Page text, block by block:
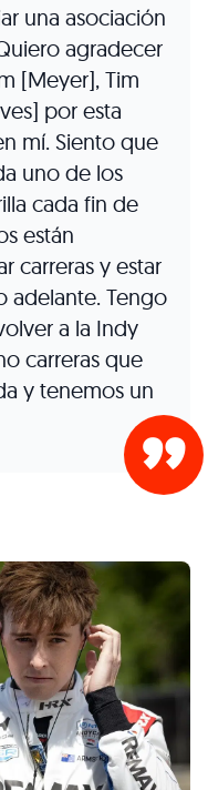
una asociación
agradecer
[Meyer], Tim
por esta
mí. Siento que
uno de los
cada fin de
están
carreras y estar
adelante. Tengo
a la Indy
carreras que
y tenemos un